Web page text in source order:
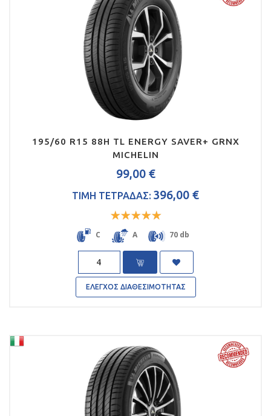
195/60 R15 88H TL ENERGY SAVER+ GRNX
MICHELIN
99,00 €
ΤΙΜΗ ΤΕΤΡΑΔΑΣ: 396,00 €
Rated
out
C A 70 db
Quantity
ΕΛΕΓΧΟΣ ΔΙΑΘΕΣΙΜΟΤΗΤΑΣ